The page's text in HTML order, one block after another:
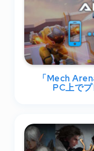
「Mech
PC上で